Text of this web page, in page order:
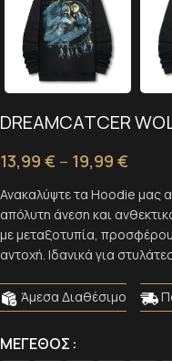
DREAMCATCER
13,99 € – 19,99 €
Ανακαλύψτε τα Hoodie μας
απόλυτη άνεση και
με μεταξοτυπία,
αντοχή. Ιδανικά για
Άμεσα Διαθέσιμο
ΜΈΓΕΘΟΣ
Alternative:
Alternative: